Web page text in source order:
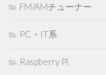
FM/AMチューナー
PC・IT系
Raspberry Pi